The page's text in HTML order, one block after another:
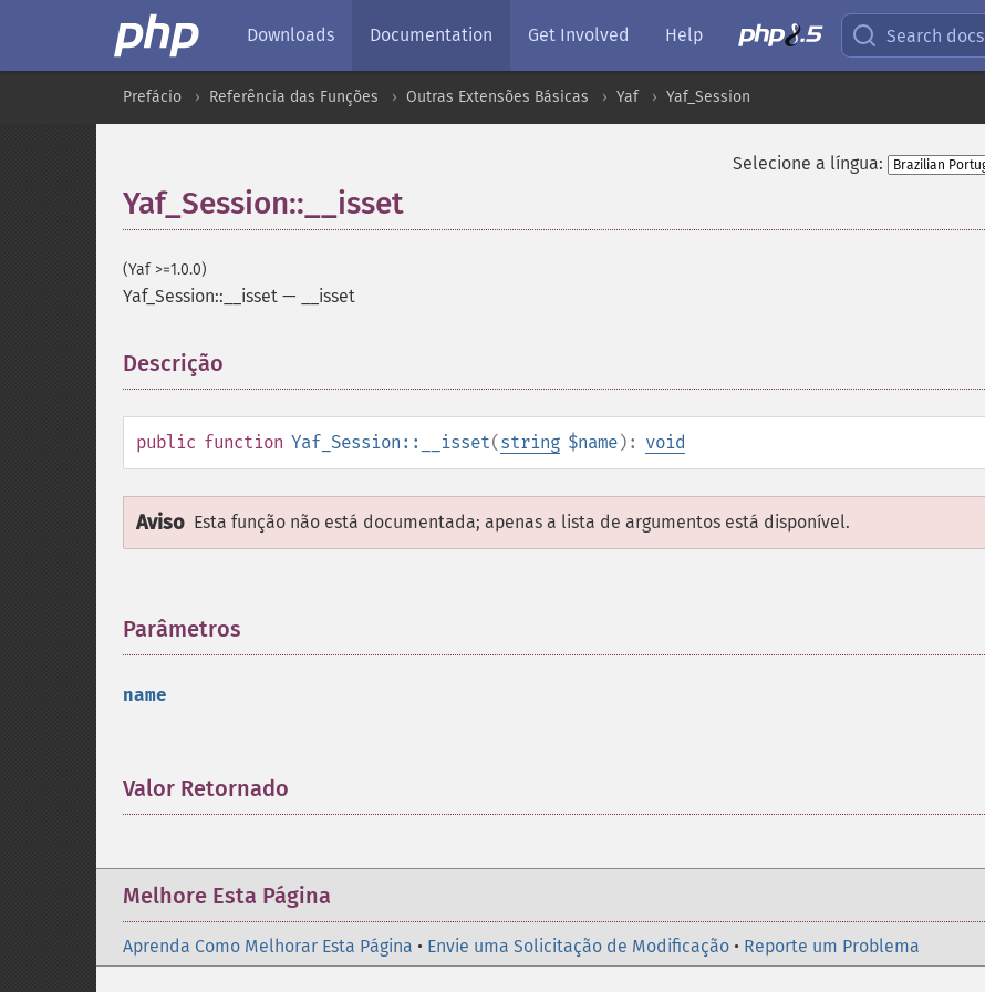
Downloads Documentation Get Involved Help Search docs
Prefácio Referência das Funções Outras Extensões Básicas Yaf Yaf_Session
Selecione a língua:
Yaf_Session::__isset
(Yaf >=1.0.0)
Yaf_Session::__isset — __isset
Descrição
public function Yaf_Session::__isset(string $name): void
Aviso Esta função não está documentada; apenas a lista de argumentos está disponível.
Parâmetros
name
Valor Retornado
Melhore Esta Página
Aprenda Como Melhorar Esta Página • Envie uma Solicitação de Modificação • Reporte um Problema